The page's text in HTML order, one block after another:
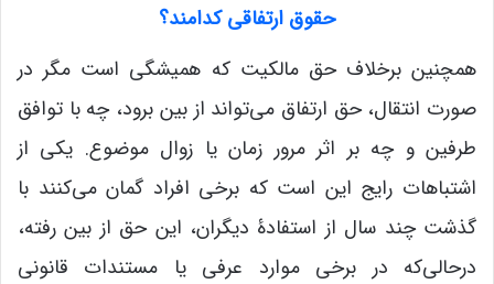
حقوق ارتفاقی کدامند؟
همچنین برخلاف حق مالکیت که همیشگی است مگر در
صورت انتقال، حق ارتفاق می‌تواند از بین برود، چه با توافق
طرفین و چه بر اثر مرور زمان یا زوال موضوع. یکی از
اشتباهات رایج این است که برخی افراد گمان می‌کنند با
گذشت چند سال از استفادۀ دیگران، این حق از بین رفته،
درحالی‌که در برخی موارد عرفی یا مستندات قانونی